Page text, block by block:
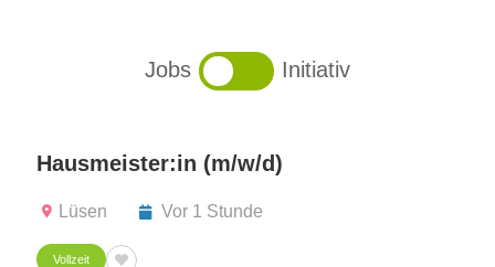
Jobs Initiativ
Hausmeister:in (m/w/d)
Lüsen Vor 1 Stunde
Vollzeit